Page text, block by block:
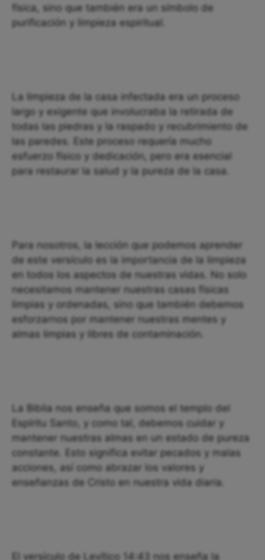
física, sino que también era un símbolo de
purificación y limpieza espiritual.
La limpieza de la casa infectada era un proceso
largo y exigente que involucraba la retirada de
todas las piedras y la raspado y recubrimiento de
las paredes. Este proceso requería mucho
esfuerzo físico y dedicación, pero era esencial
para restaurar la salud y la pureza de la casa.
Para nosotros, la lección que podemos aprender
de este versículo es la importancia de la limpieza
en todos los aspectos de nuestras vidas. No solo
necesitamos mantener nuestras casas físicas
limpias y ordenadas, sino que también debemos
esforzarnos por mantener nuestras mentes y
almas limpias y libres de contaminación.
La Biblia nos enseña que somos el templo del
Espíritu Santo, y como tal, debemos cuidar y
mantener nuestras almas en un estado de pureza
constante. Esto significa evitar pecados y malas
acciones, así como abrazar los valores y
enseñanzas de Cristo en nuestra vida diaria.
El versículo de Levítico 14:43 nos enseña la